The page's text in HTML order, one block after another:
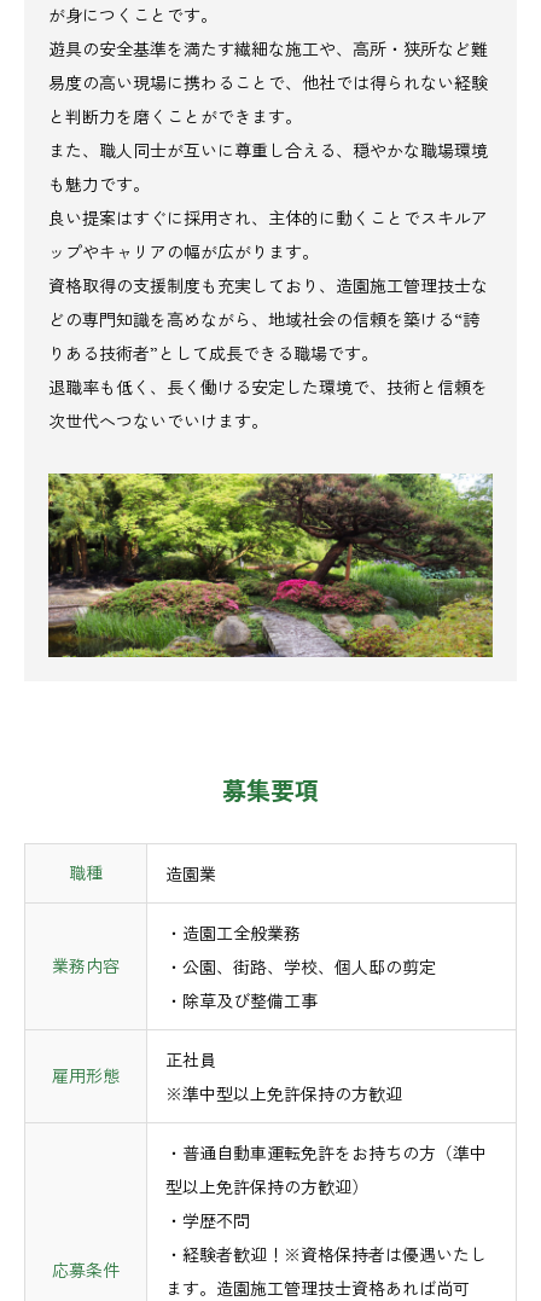
が身につくことです。
遊具の安全基準を満たす繊細な施工や、高所・狭所など難
易度の高い現場に携わることで、他社では得られない経験
と判断力を磨くことができます。
また、職人同士が互いに尊重し合える、穏やかな職場環境
も魅力です。
良い提案はすぐに採用され、主体的に動くことでスキルア
ップやキャリアの幅が広がります。
資格取得の支援制度も充実しており、造園施工管理技士な
どの専門知識を高めながら、地域社会の信頼を築ける“誇
りある技術者”として成長できる職場です。
退職率も低く、長く働ける安定した環境で、技術と信頼を
次世代へつないでいけます。
募集要項
職種 造園業
業務内容
・造園工全般業務
・公園、街路、学校、個人邸の剪定
・除草及び整備工事
雇用形態
正社員
※準中型以上免許保持の方歓迎
応募条件
・普通自動車運転免許をお持ちの方（準中
型以上免許保持の方歓迎）
・学歴不問
・経験者歓迎！※資格保持者は優遇いたし
ます。造園施工管理技士資格あれば尚可